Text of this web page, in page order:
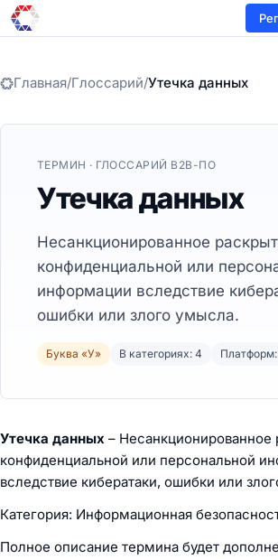
Главная/Глоссарий/Утечка данных
ТЕРМИН · ГЛОССАРИЙ B2B-ПО
Утечка данных
Несанкционированное
конфиденциальной или
информации вследствие
ошибки или злого умысла.
Буква «У» В категориях: 4
Утечка данных – Несанкционированное
конфиденциальной или персональной
вследствие кибератаки, ошибки или
Категория: Информационная
Полное описание термина будет